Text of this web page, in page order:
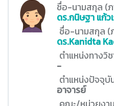
ชื่อ-นามสกุล (ภ
ดร.กนิษฐา แก้ว
ชื่อ-นามสกุล (
ดร.Kanidta
ตำแหน่งทางวิ
-
ตำแหน่งปัจจุบั
อาจารย์